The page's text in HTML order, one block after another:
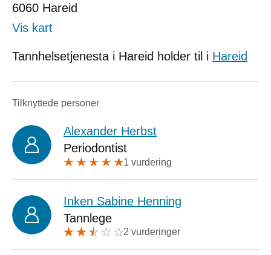
6060 Hareid
Vis kart
Tannhelsetjenesta i Hareid holder til i Hareid
Tilknyttede personer
Alexander Herbst
Periodontist
1 vurdering
Inken Sabine Henning
Tannlege
2 vurderinger